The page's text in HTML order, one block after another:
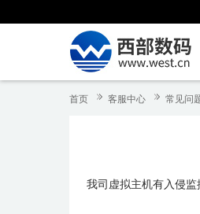
首页 客服中心 常见问
我司虚拟主机有入侵